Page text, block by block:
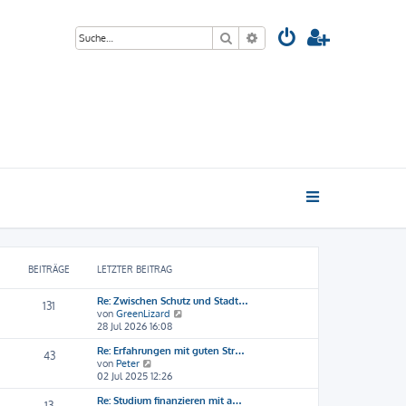
Suche Erweiterte Suche
BEITRÄGE LETZTER BEITRAG
131
Re: Zwischen Schutz und Stadt…
von GreenLizard
u
e
e
r
28 Jul 2026 16:08
43
Re: Erfahrungen mit guten Str…
von Peter
e
u
e
02 Jul 2025 12:26
Re: Studium finanzieren mit a…